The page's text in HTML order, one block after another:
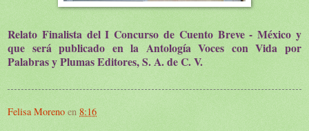
Relato Finalista del I Concurso de Cuento Breve - México y
que será publicado en la Antología Voces con Vida por
Palabras y Plumas Editores, S. A. de C. V.
Felisa Moreno en 8:16